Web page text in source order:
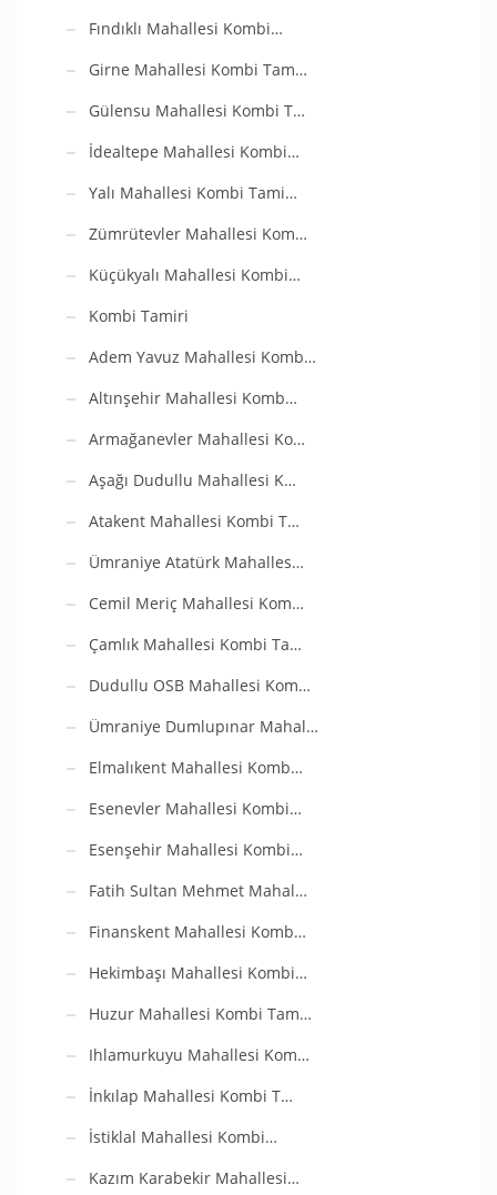
Fındıklı Mahallesi Kombi…
Girne Mahallesi Kombi Tam…
Gülensu Mahallesi Kombi T…
İdealtepe Mahallesi Kombi…
Yalı Mahallesi Kombi Tami…
Zümrütevler Mahallesi Kom…
Küçükyalı Mahallesi Kombi…
Kombi Tamiri
Adem Yavuz Mahallesi Komb…
Altınşehir Mahallesi Komb…
Armağanevler Mahallesi Ko…
Aşağı Dudullu Mahallesi K…
Atakent Mahallesi Kombi T…
Ümraniye Atatürk Mahalles…
Cemil Meriç Mahallesi Kom…
Çamlık Mahallesi Kombi Ta…
Dudullu OSB Mahallesi Kom…
Ümraniye Dumlupınar Mahal…
Elmalıkent Mahallesi Komb…
Esenevler Mahallesi Kombi…
Esenşehir Mahallesi Kombi…
Fatih Sultan Mehmet Mahal…
Finanskent Mahallesi Komb…
Hekimbaşı Mahallesi Kombi…
Huzur Mahallesi Kombi Tam…
Ihlamurkuyu Mahallesi Kom…
İnkılap Mahallesi Kombi T…
İstiklal Mahallesi Kombi…
Kazım Karabekir Mahallesi…